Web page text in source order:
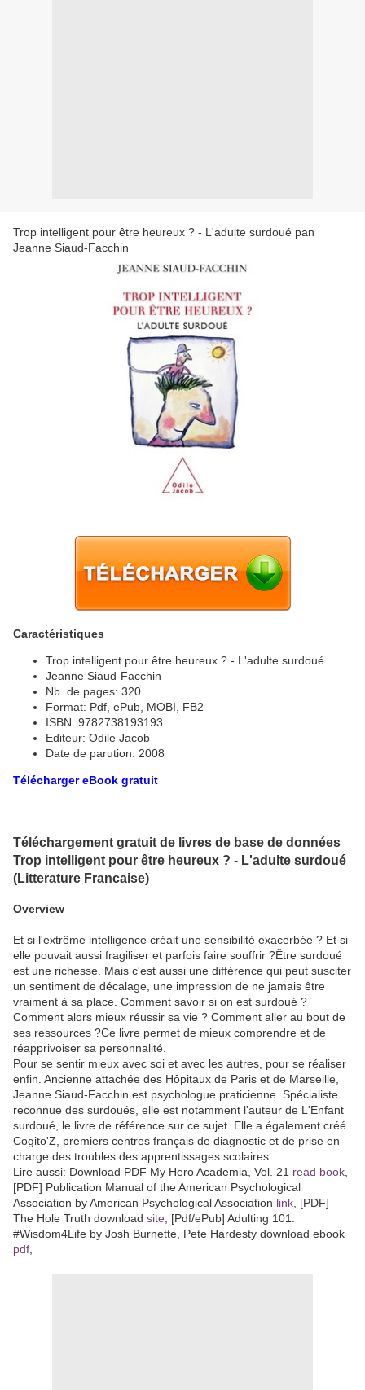
Trop intelligent pour être heureux ? - L'adulte surdoué pan
Jeanne Siaud-Facchin
Caractéristiques
Trop intelligent pour être heureux ? - L'adulte surdoué
Jeanne Siaud-Facchin
Nb. de pages: 320
Format: Pdf, ePub, MOBI, FB2
ISBN: 9782738193193
Editeur: Odile Jacob
Date de parution: 2008
Télécharger eBook gratuit
Téléchargement gratuit de livres de base de données
Trop intelligent pour être heureux ? - L'adulte surdoué
(Litterature Francaise)
Overview
Et si l'extrême intelligence créait une sensibilité exacerbée ? Et si
elle pouvait aussi fragiliser et parfois faire souffrir ?Être surdoué
est une richesse. Mais c'est aussi une différence qui peut susciter
un sentiment de décalage, une impression de ne jamais être
vraiment à sa place. Comment savoir si on est surdoué ?
Comment alors mieux réussir sa vie ? Comment aller au bout de
ses ressources ?Ce livre permet de mieux comprendre et de
réapprivoiser sa personnalité.
Pour se sentir mieux avec soi et avec les autres, pour se réaliser
enfin. Ancienne attachée des Hôpitaux de Paris et de Marseille,
Jeanne Siaud-Facchin est psychologue praticienne. Spécialiste
reconnue des surdoués, elle est notamment l'auteur de L'Enfant
surdoué, le livre de référence sur ce sujet. Elle a également créé
Cogito'Z, premiers centres français de diagnostic et de prise en
charge des troubles des apprentissages scolaires.
Lire aussi: Download PDF My Hero Academia, Vol. 21 read book
[PDF] Publication Manual of the American Psychological
Association by American Psychological Association link , [PDF]
The Hole Truth download site , [Pdf/ePub] Adulting 101:
#Wisdom4Life by Josh Burnette, Pete Hardesty download ebook
pdf